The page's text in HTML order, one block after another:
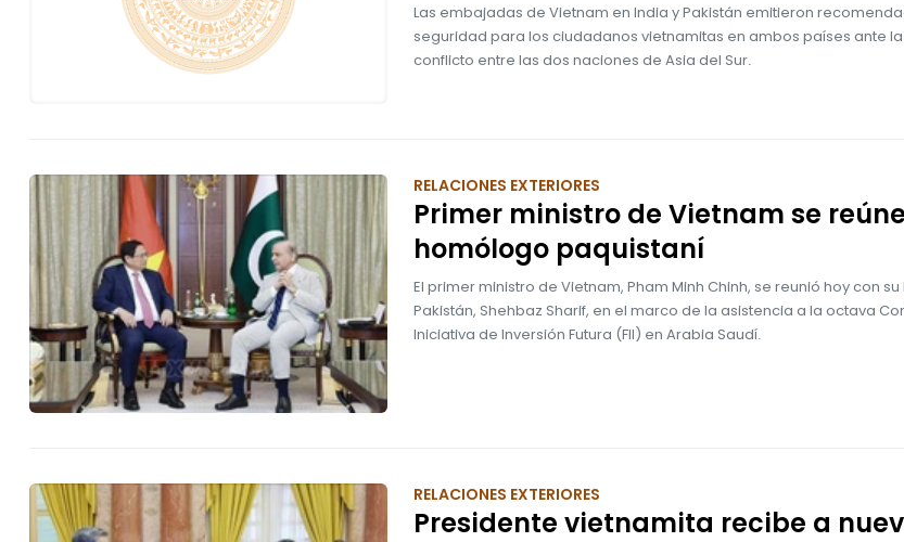
Las embajadas de Vietnam en India y Pakistán emitieron
seguridad para los ciudadanos vietnamitas en ambos países ante
conflicto entre las dos naciones de Asia del Sur.
RELACIONES EXTERIORES
Primer ministro de Vietnam se
homólogo paquistaní
El primer ministro de Vietnam, Pham Minh Chinh, se reunió hoy con
Pakistán, Shehbaz Sharif, en el marco de la asistencia a la octava
Iniciativa de Inversión Futura (FII) en Arabia Saudí.
RELACIONES EXTERIORES
Presidente vietnamita recibe a